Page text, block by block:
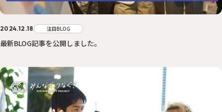
2024.12.18 注目BLOG
最新BLOG記事を公開しました。